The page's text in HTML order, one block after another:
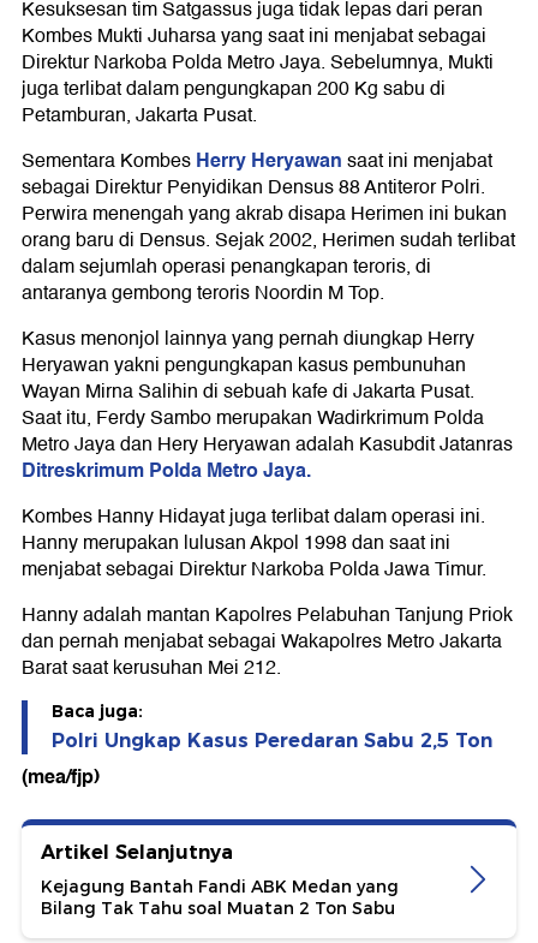
Kesuksesan tim Satgassus juga tidak lepas dari peran
Kombes Mukti Juharsa yang saat ini menjabat sebagai
Direktur Narkoba Polda Metro Jaya. Sebelumnya, Mukti
juga terlibat dalam pengungkapan 200 Kg sabu di
Petamburan, Jakarta Pusat.
Sementara KombesHerry Heryawansaat ini menjabat
sebagai Direktur Penyidikan Densus 88 Antiteror Polri.
Perwira menengah yang akrab disapa Herimen ini bukan
orang baru di Densus. Sejak 2002, Herimen sudah terlibat
dalam sejumlah operasi penangkapan teroris, di
antaranya gembong teroris Noordin M Top.
Kasus menonjol lainnya yang pernah diungkap Herry
Heryawan yakni pengungkapan kasus pembunuhan
Wayan Mirna Salihin di sebuah kafe di Jakarta Pusat.
Saat itu, Ferdy Sambo merupakan Wadirkrimum Polda
Metro Jaya dan Hery Heryawan adalah Kasubdit Jatanras
Ditreskrimum Polda Metro Jaya.
Kombes Hanny Hidayat juga terlibat dalam operasi ini.
Hanny merupakan lulusan Akpol 1998 dan saat ini
menjabat sebagai Direktur Narkoba Polda Jawa Timur.
Hanny adalah mantan Kapolres Pelabuhan Tanjung Priok
dan pernah menjabat sebagai Wakapolres Metro Jakarta
Barat saat kerusuhan Mei 212.
Baca juga:
Polri Ungkap Kasus Peredaran Sabu 2,5 Ton
(mea/fjp)
Artikel Selanjutnya
Kejagung Bantah Fandi ABK Medan yang
Bilang Tak Tahu soal Muatan 2 Ton Sabu